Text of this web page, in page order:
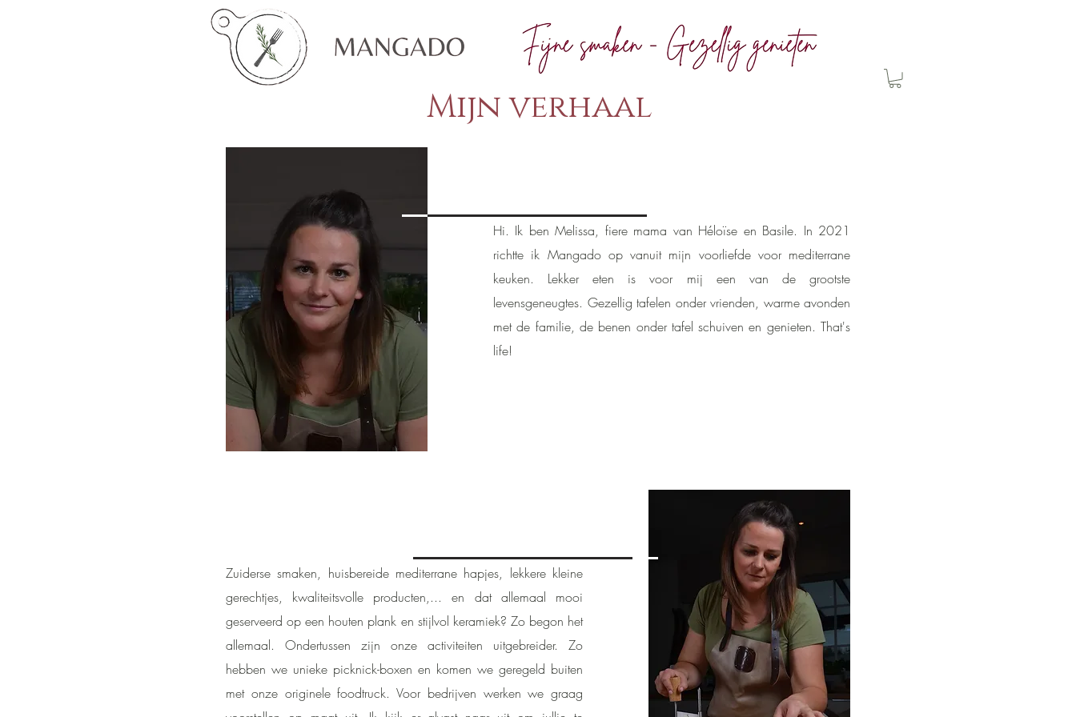
Hi. Ik ben Melissa, fiere mama van Héloïse en Basile. In 2021
richtte ik Mangado op vanuit mijn voorliefde voor mediterrane
keuken. Lekker eten is voor mij een van de grootste
levensgeneugtes. Gezellig tafelen onder vrienden, warme avonden
met de familie, de benen onder tafel schuiven en genieten. That's
life!
Zuiderse smaken, huisbereide mediterrane hapjes, lekkere kleine
gerechtjes, kwaliteitsvolle producten,... en dat allemaal mooi
geserveerd op een houten plank en stijlvol keramiek? Zo begon het
allemaal. Ondertussen zijn onze activiteiten uitgebreider. Zo
hebben we unieke picknick-boxen en komen we geregeld buiten
met onze originele foodtruck. Voor bedrijven werken we graag
Mijn verhaal